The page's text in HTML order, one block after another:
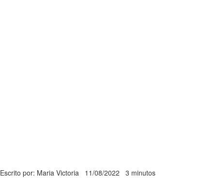
Escrito por: Maria Victoria 11/08/2022 3 minutos